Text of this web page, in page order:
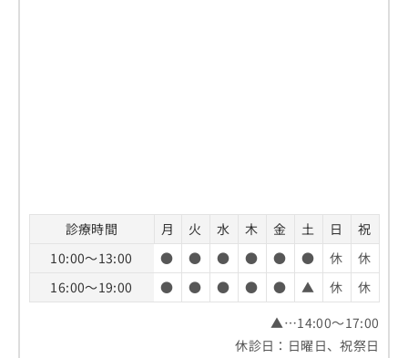
診療時間 月 火 水 木 金 土 日
祝
10:00～13:00
● ● ● ● ● ● 休
休
16:00～19:00
● ● ● ● ● ▲ 休
休
▲…14:00～17:00
休診日：日曜日、祝祭日